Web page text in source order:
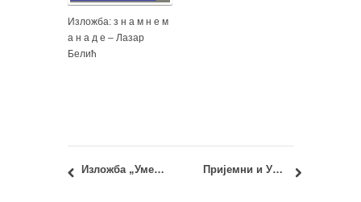
Изложба: з н а м н е м
а н а д е – Лазар
Белић
Изложба „Уметност конструисања: 60 година предмета Конструктивни системи и Просторне структуре на Универзитету у Београду – Архитектонском факултету“ Пријемни и Упис 2024: Коначне ранг листe